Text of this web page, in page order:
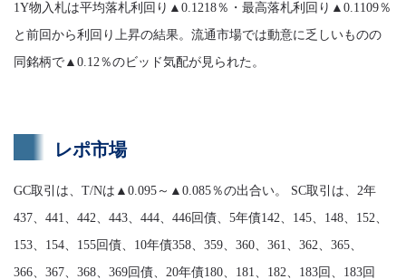
1Y物入札は平均落札利回り▲0.1218％・最高落札利回り▲0.1109％
と前回から利回り上昇の結果。流通市場では動意に乏しいものの
同銘柄で▲0.12％のビッド気配が見られた。
レポ市場
GC取引は、T/Nは▲0.095～▲0.085％の出合い。 SC取引は、2年
437、441、442、443、444、446回債、5年債142、145、148、152、
153、154、155回債、10年債358、359、360、361、362、365、
366、367、368、369回債、20年債180、181、182、183回、183回